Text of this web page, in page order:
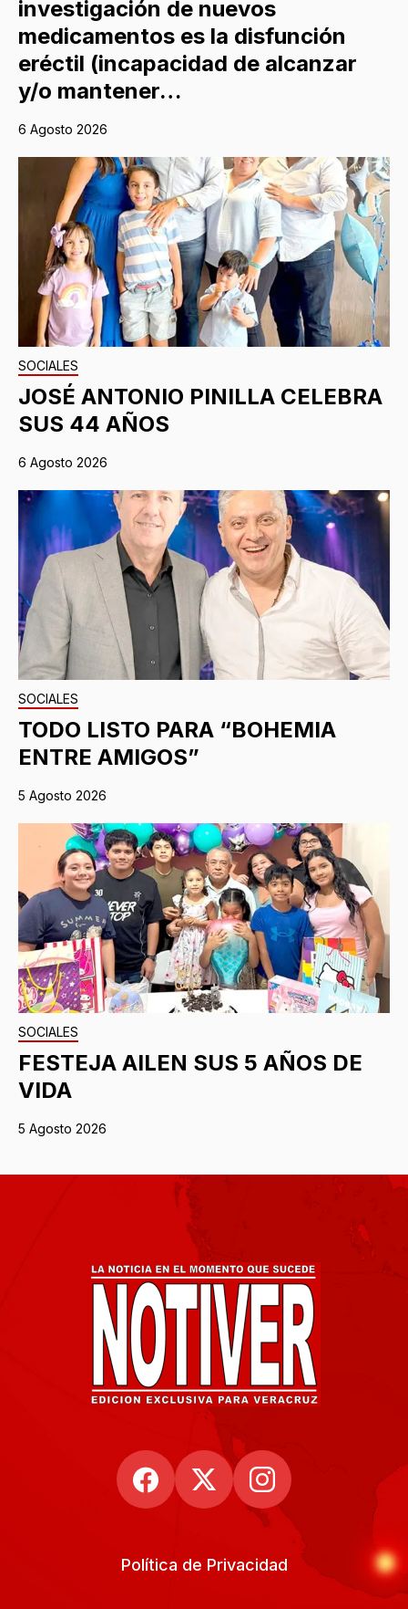
investigación de nuevos
medicamentos es la disfunción
eréctil (incapacidad de alcanzar
y/o mantener…
6 Agosto 2026
SOCIALES
JOSÉ ANTONIO PINILLA CELEBRA
SUS 44 AÑOS
6 Agosto 2026
SOCIALES
TODO LISTO PARA “BOHEMIA
ENTRE AMIGOS”
5 Agosto 2026
SOCIALES
FESTEJA AILEN SUS 5 AÑOS DE
VIDA
5 Agosto 2026
Política de Privacidad